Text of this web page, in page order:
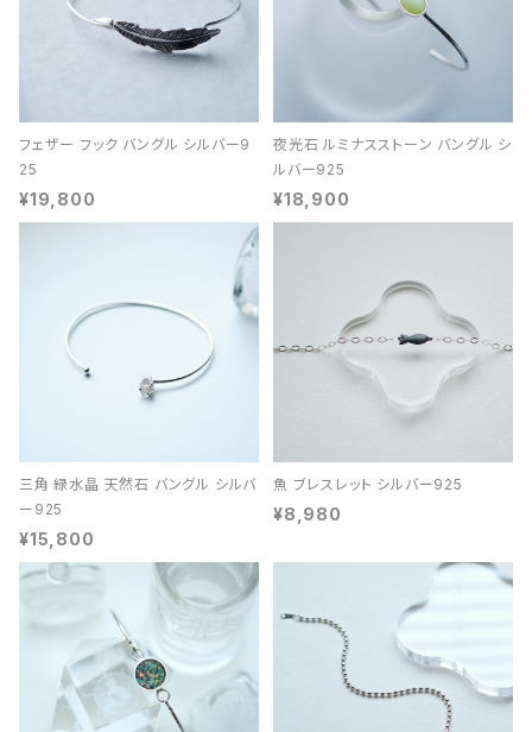
フェザー フック バングル シルバー9
25
¥19,800
夜光石 ルミナスストーン バングル シ
ルバー925
¥18,900
三角 緑水晶 天然石 バングル シルバ
ー925
¥15,800
魚 ブレスレット シルバー925
¥8,980